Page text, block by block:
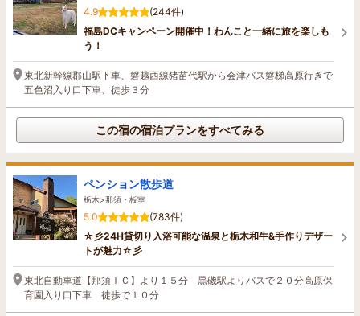
4.9
(244件)
福島DCキャンペーン開催中！わんこと一緒に旅を楽しも
う！
東北新幹線郡山駅下車、磐越西線猪苗代駅から会津バス磐梯高原行きで
五色沼入り口下車、徒歩３分
この宿の宿泊プランをすべてみる
ペンション散歩道
栃木>那須・板室
5.0
(783件)
☆彡24H貸切り入浴可能な温泉と栃木和牛&手作りデザー
トが魅力☆彡
東北自動車道【那須ＩＣ】より１５分 黒磯駅よりバスで２０分高原保
育園入り口下車 徒歩で１０分